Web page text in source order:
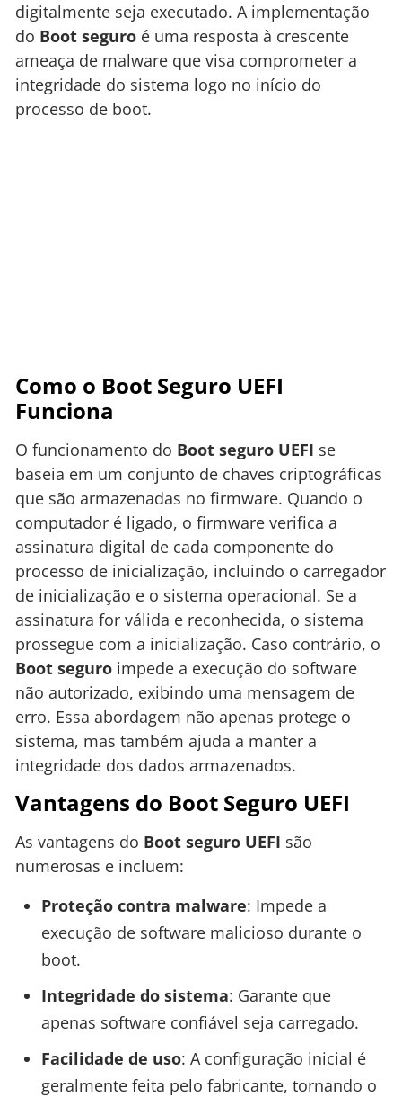
digitalmente seja executado. A implementação
do Boot seguro é uma resposta à crescente
ameaça de malware que visa comprometer a
integridade do sistema logo no início do
processo de boot.
Como o Boot Seguro UEFI
Funciona
O funcionamento do Boot seguro UEFI se
baseia em um conjunto de chaves criptográficas
que são armazenadas no firmware. Quando o
computador é ligado, o firmware verifica a
assinatura digital de cada componente do
processo de inicialização, incluindo o carregador
de inicialização e o sistema operacional. Se a
assinatura for válida e reconhecida, o sistema
prossegue com a inicialização. Caso contrário, o
Boot seguro impede a execução do software
não autorizado, exibindo uma mensagem de
erro. Essa abordagem não apenas protege o
sistema, mas também ajuda a manter a
integridade dos dados armazenados.
Vantagens do Boot Seguro UEFI
As vantagens do Boot seguro UEFI são
numerosas e incluem:
Proteção contra malware: Impede a
execução de software malicioso durante o
boot.
Integridade do sistema: Garante que
apenas software confiável seja carregado.
Facilidade de uso: A configuração inicial é
geralmente feita pelo fabricante, tornando o